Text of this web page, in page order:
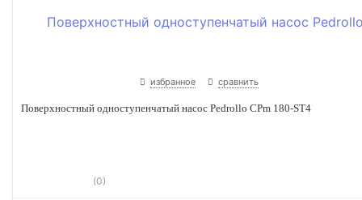
избранное сравнить
Поверхностный одноступенчатый насос Pedrollo CPm 180-ST4
(0)